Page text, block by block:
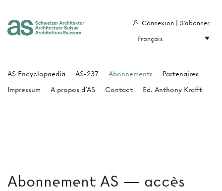
Abonnement AS — accès
AS Encyclopaedia AS-237 Abonnements
Partenaires
Impressum
A propos d'AS Contact Ed. Anthony Krafft
Connexion
S'abonner
Français